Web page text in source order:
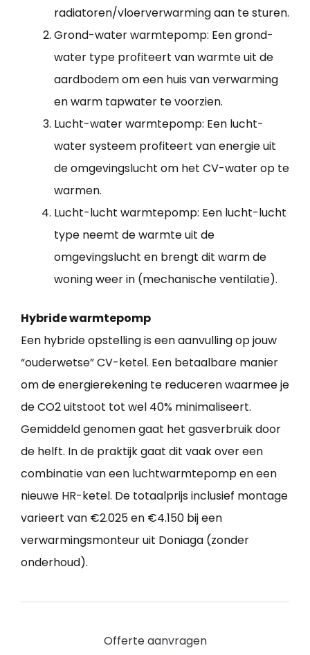
radiatoren/vloerverwarming aan te sturen.
Grond-water warmtepomp: Een grond-
water type profiteert van warmte uit de
aardbodem om een huis van verwarming
en warm tapwater te voorzien.
Lucht-water warmtepomp: Een lucht-
water systeem profiteert van energie uit
de omgevingslucht om het CV-water op te
warmen.
Lucht-lucht warmtepomp: Een lucht-lucht
type neemt de warmte uit de
omgevingslucht en brengt dit warm de
woning weer in (mechanische ventilatie).
Hybride warmtepomp
Een hybride opstelling is een aanvulling op jouw
“ouderwetse” CV-ketel. Een betaalbare manier
om de energierekening te reduceren waarmee je
de CO2 uitstoot tot wel 40% minimaliseert.
Gemiddeld genomen gaat het gasverbruik door
de helft. In de praktijk gaat dit vaak over een
combinatie van een luchtwarmtepomp en een
nieuwe HR-ketel. De totaalprijs inclusief montage
varieert van €2.025 en €4.150 bij een
verwarmingsmonteur uit Doniaga (zonder
onderhoud).
Offerte aanvragen